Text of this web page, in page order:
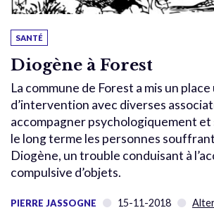
SANTÉ
Diogène à Forest
La commune de Forest a mis un
d’intervention avec diverses
accompagner psychologiquement
le long terme les personnes
Diogène, un trouble conduisant à
compulsive d’objets.
PIERRE JASSOGNE 15-11-2018